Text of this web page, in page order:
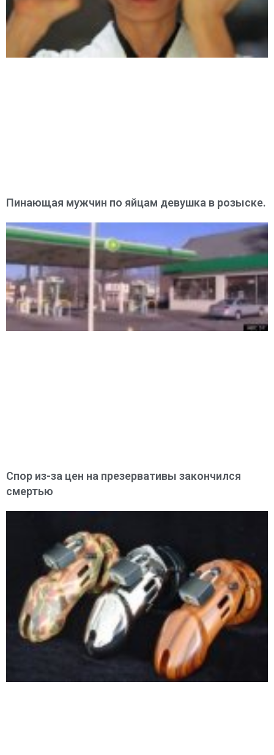
Пинающая мужчин по яйцам девушка в розыске.
Спор из-за цен на презервативы закончился
смертью